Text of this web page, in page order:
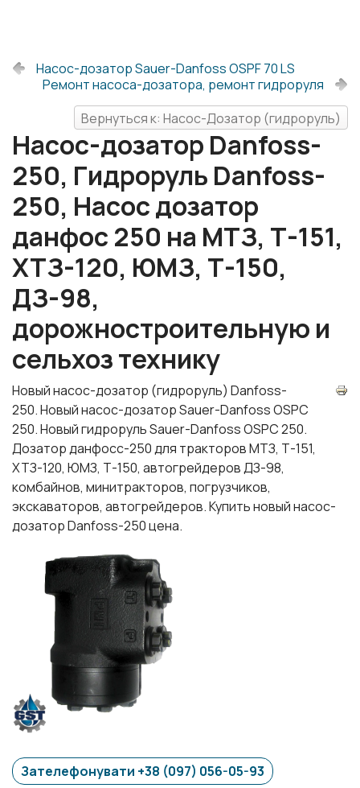
Насос-дозатор Sauer-Danfoss OSPF 70 LS
Ремонт насоса-дозатора, ремонт гидроруля
Вернуться к: Насос-Дозатор (гидроруль)
Насос-дозатор Danfoss-
250, Гидроруль Danfoss-
250, Насос дозатор
данфос 250 на МТЗ, Т-151,
ХТЗ-120, ЮМЗ, Т-150,
ДЗ-98,
дорожностроительную и
сельхоз технику
Новый насос-дозатор (гидроруль) Danfoss-
250. Новый насос-дозатор Sauer-Danfoss OSPC
250. Новый гидроруль Sauer-Danfoss OSPC 250.
Дозатор данфосс-250 для тракторов МТЗ, Т-151,
ХТЗ-120, ЮМЗ, Т-150, автогрейдеров ДЗ-98,
комбайнов, минитракторов, погрузчиков,
экскаваторов, автогрейдеров. Купить новый насос-
дозатор Danfoss-250 цена.
Зателефонувати +38 (097) 056-05-93